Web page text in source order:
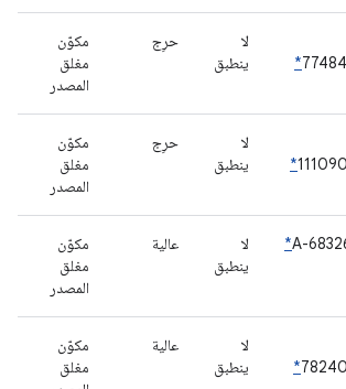
*
لا
ينطبق
حرِج
مكوّن
مغلق
المصدر
*
لا
ينطبق
حرِج
مكوّن
مغلق
المصدر
A-
*
لا
ينطبق
عالية
مكوّن
مغلق
المصدر
*
لا
ينطبق
عالية
مكوّن
مغلق